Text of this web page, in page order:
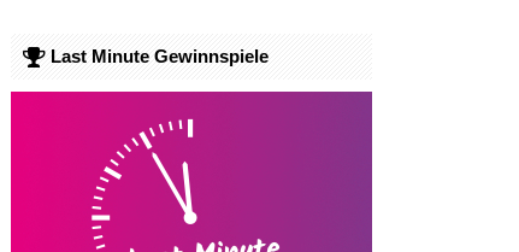
Last Minute Gewinnspiele